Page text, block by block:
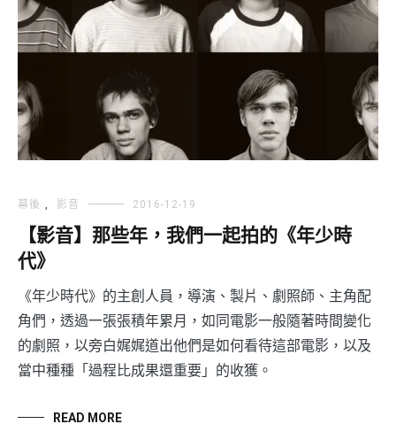
幕後 影音 2016-12-19
【影音】那些年，我們一起拍的《年少時
代》
《年少時代》的主創人員，導演、製片、劇照師、主角配
角們，透過一張張積年累月，如同電影一般隨著時間變化
的劇照，以旁白娓娓道出他們是如何看待這部電影，以及
當中種種「過程比成果還重要」的收獲。
READ MORE